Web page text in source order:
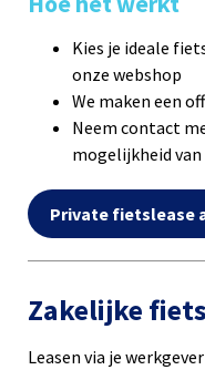
Kies je ideale
onze webshop
We maken een
Neem contact
mogelijkheid
Private fietslease
Zakelijke
Leasen via je